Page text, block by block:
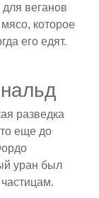
веганов
которое
его едят.
разведка
еще до
уран был